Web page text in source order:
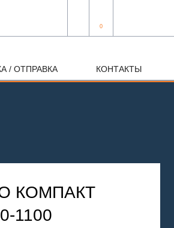
0
/ ОТПРАВКА КОНТАКТЫ
КОМПАКТ
1100